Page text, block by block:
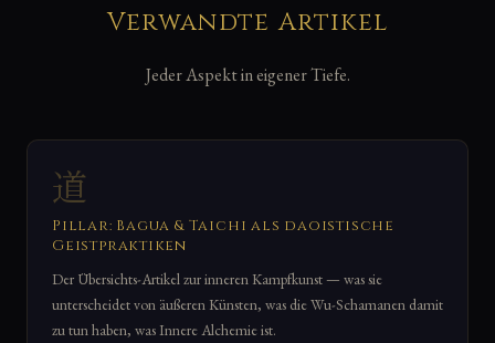
Verwandte Artikel
Jeder Aspekt in eigener Tiefe.
道
Pillar: Bagua & Taichi als daoistische
Geistpraktiken
Der Übersichts-Artikel zur inneren Kampfkunst — was sie
unterscheidet von äußeren Künsten, was die Wu-Schamanen damit
zu tun haben, was Innere Alchemie ist.